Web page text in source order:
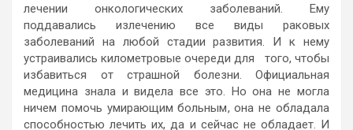
лечении онкологических заболеваний. Ему
поддавались излечению все виды раковых
заболеваний на любой стадии развития. И к нему
устраивались километровые очереди для того, чтобы
избавиться от страшной болезни. Официальная
медицина знала и видела все это. Но она не могла
ничем помочь умирающим больным, она не обладала
способностью лечить их, да и сейчас не обладает. И